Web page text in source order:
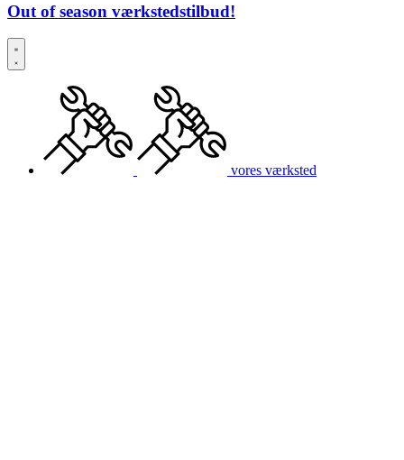
Out of season værkstedstilbud!
vores værksted